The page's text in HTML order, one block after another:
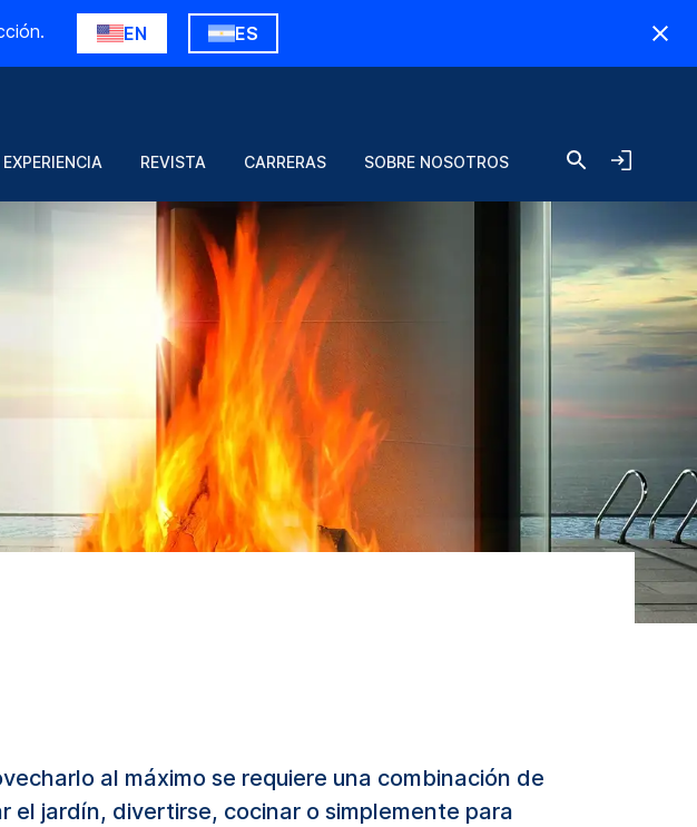
EN ES
REVISTA CARRERAS SOBRE NOSOTROS
al máximo se requiere una combinación de
el jardín, divertirse, cocinar o simplemente para